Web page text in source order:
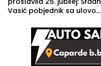
Vasić pobjednik sa ulovom